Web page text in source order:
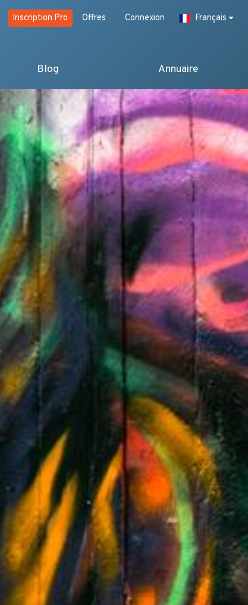
Inscription Pro Offres Connexion Français
Blog Annuaire